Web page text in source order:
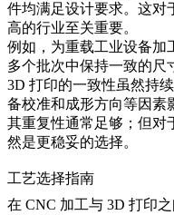
件均满足设计要求。这对
高的行业至关重要。
例如，为重载工业设备加
多个批次中保持一致的尺
3D 打印的一致性虽然持
备校准和成形方向等因素
其重复性通常足够；但对
然是更稳妥的选择。
工艺选择指南
在 CNC 加工与 3D 打印